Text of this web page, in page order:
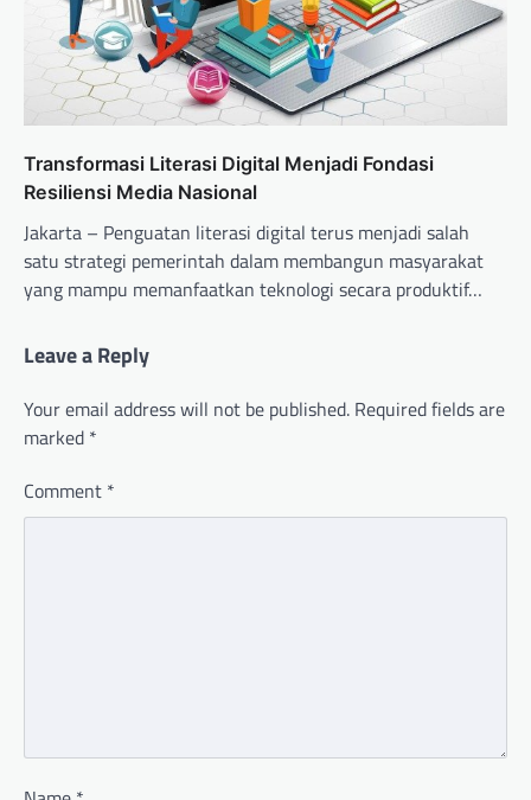
Transformasi Literasi Digital Menjadi Fondasi
Resiliensi Media Nasional
Jakarta – Penguatan literasi digital terus menjadi salah
satu strategi pemerintah dalam membangun masyarakat
yang mampu memanfaatkan teknologi secara produktif…
Leave a Reply
Your email address will not be published. Required fields are
marked *
Comment *